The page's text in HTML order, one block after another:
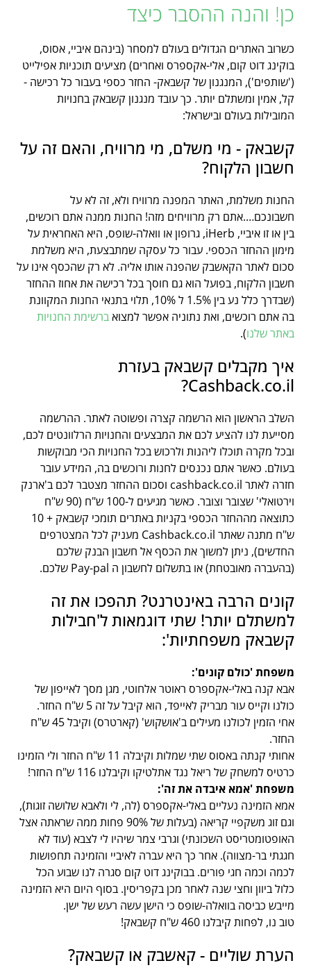
כן! והנה ההסבר כיצד
כשרוב האתרים הגדולים בעולם למסחר (בינהם איביי, אסוס,
בוקינג דוט קום, אלי-אקספרס ואחרים) מציעים תוכניות אפילייט
('שותפים'), המנגנון של קשבאק- החזר כספי בעבור כל רכישה -
קל, אמין ומשתלם יותר. כך עובד מנגנון קשבאק בחנויות
המובילות בעולם ובישראל:
קשבאק - מי משלם, מי מרוויח, והאם זה על
חשבון הלקוח?
החנות משלמת, האתר המפנה מרוויח ולא, זה לא על
חשבונכם….אתם רק מרוויחים מזה! החנות ממנה אתם רוכשים,
בין או זו איביי, iHerb, גרופון או וואלה-שופס, היא האחראית על
מימון ההחזר הכספי. עבור כל עסקה שמתבצעת, היא משלמת
סכום לאתר הקאשבק שהפנה אותו אליה. לא רק שהכסף אינו על
חשבון הלקוח, בפועל הוא גם חוסך בכל רכישה את אחוז ההחזר
(שבדרך כלל נע בין 1.5% ל 10%, תלוי בתנאי החנות המקוונת
בה אתם רוכשים, ואת נתוניה אפשר למצואברשימת החנויות
באתר שלנו).
איך מקבלים קשבאק בעזרת
Cashback.co.il?
השלב הראשון הוא הרשמה קצרה ופשוטה לאתר. ההרשמה
מסייעת לנו להציע לכם את המבצעים והחנויות הרלוונטים לכם,
ובכל מקרה תוכלו ליהנות ולרכוש בכל החנויות הכי מבוקשות
בעולם. כאשר אתם נכנסים לחנות ורוכשים בה, המידע עובר
חזרה לאתר cashback.co.il וסכום ההחזר מצטבר לכם ב'ארנק
וירטואלי' שצובר וצובר. כאשר מגיעים ל-100 ש"ח (90 ש"ח
כתוצאה מההחזר הכספי בקניות באתרים תומכי קשבאק + 10
ש"ח מתנה שאתר Cashback.co.il מעניק לכל המצטרפים
החדשים), ניתן למשוך את הכסף אל חשבון הבנק שלכם
(בהעברה מאובטחת) או בתשלום לחשבון ה Pay-pal שלכם.
קונים הרבה באינטרנט? תהפכו את זה
למשתלם יותר! שתי דוגמאות ל'חבילות
קשבאק משפחתיות':
משפחת 'כולם קונים':
אבא קנה באלי-אקספרס ראוטר אלחוטי, מגן מסך לאייפון של
כולנו וקייס עור מבריק לאייפד, הוא קיבל על זה 5 ש"ח החזר.
אחי הזמין לכולנו מעילים ב'אושקוש' (קארטרס) וקיבל 45 ש"ח
החזר.
אחותי קנתה באסוס שתי שמלות וקיבלה 11 ש"ח החזר ולי הזמינו
כרטיס למשחק של ריאל נגד אתלטיקו וקיבלנו 116 ש"ח החזר!
משפחת 'אמא איבדה את זה':
אמא הזמינה נעליים באלי-אקספרס (לה, לי ולאבא שלושה זוגות),
וגם זוג משקפיי קריאה (בעלות של 90% פחות ממה שראתה אצל
האופטומטריסט השכונתי) וגרבי צמר שיהיו לי לצבא (עוד לא
חגגתי בר-מצווה). אחר כך היא עברה לאיביי והזמינה תחפושות
לכמה וכמה חגי פורים. בבוקינג דוט קום סגרה לנו שבוע הכל
כלול ביוון וחצי שנה לאחר מכן בקפריסין. בסוף היום היא הזמינה
מייבש כביסה בוואלה-שופס כי הישן עשה רעש של ישן.
טוב נו, לפחות קיבלנו 460 ש"ח קשבאק!
הערת שוליים - קאשבק או קשבאק?